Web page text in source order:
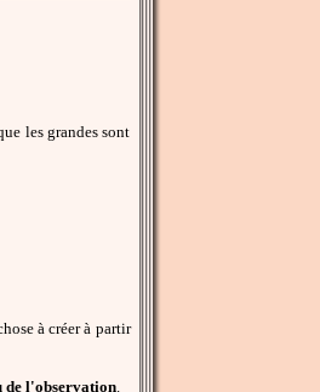
les grandes sont
à créer à partir
de l'observation.